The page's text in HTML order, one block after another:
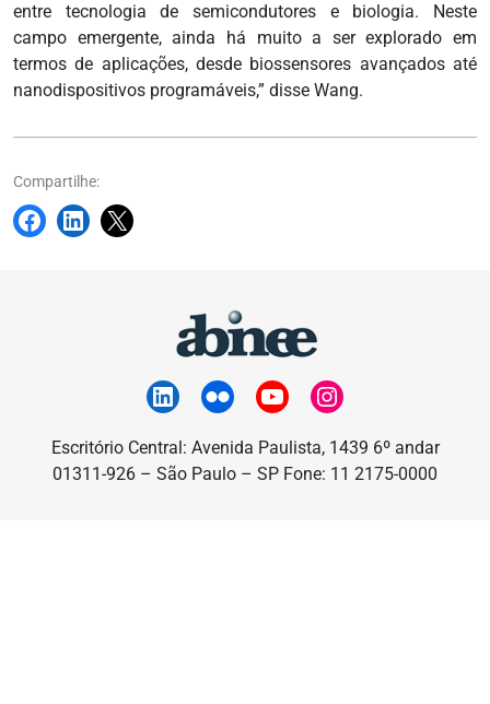
entre tecnologia de semicondutores e biologia. Neste
campo emergente, ainda há muito a ser explorado em
termos de aplicações, desde biossensores avançados até
nanodispositivos programáveis,” disse Wang.
Compartilhe:
Escritório Central: Avenida Paulista, 1439 6º andar
01311-926 – São Paulo – SP Fone: 11 2175-0000